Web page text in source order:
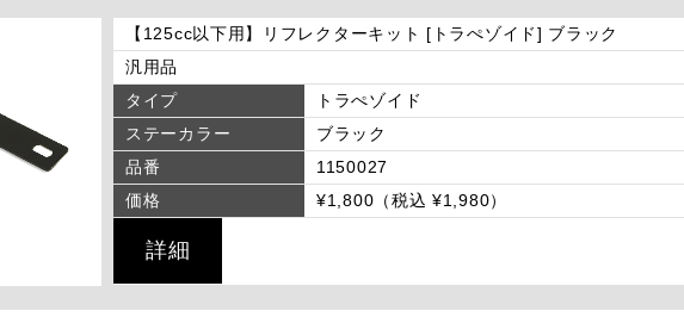
【125cc以下用】リフレクターキット [トラぺゾイド] ブラック
汎用品
タイプ
トラぺゾイド
ステーカラー
ブラック
品番
1150027
価格
¥1,800（税込 ¥1,980）
詳細